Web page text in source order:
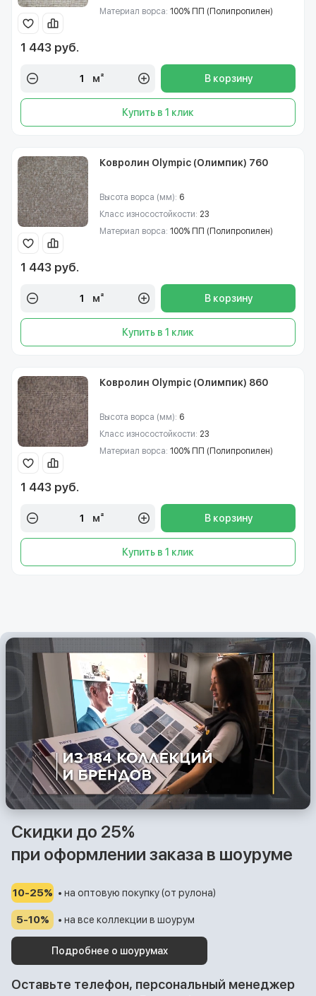
Материал ворса: 100% ПП (Полипропилен)
1 443 руб.
м² В корзину
Купить в 1 клик
Ковролин Olympic (Олимпик) 760
Высота ворса (мм): 6
Класс износостойкости: 23
Материал ворса: 100% ПП (Полипропилен)
1 443 руб.
м² В корзину
Купить в 1 клик
Ковролин Olympic (Олимпик) 860
Высота ворса (мм): 6
Класс износостойкости: 23
Материал ворса: 100% ПП (Полипропилен)
1 443 руб.
м² В корзину
Купить в 1 клик
Скидки до 25%
при оформлении заказа в шоуруме
10-25% • на оптовую покупку (от рулона)
5-10% • на все коллекции в шоурум
Подробнее о шоурумах
Оставьте телефон, персональный менеджер